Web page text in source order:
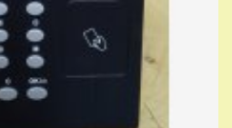
nostro sito e il prodotto sarà
i nostri prodotti si trovano in
una qualità elevata ad un prezzo
lavoriamo per i nostri clienti
e creatività. I nostri dispositivi
in offerta
, li trovi da Svar a